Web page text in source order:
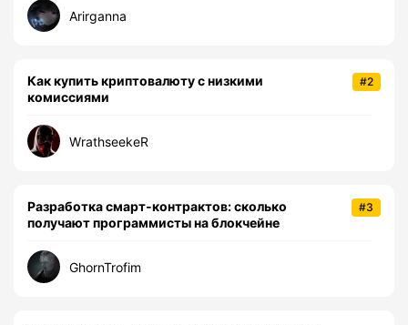
Arirganna
#2
Как купить криптовалюту с низкими
комиссиями
WrathseekeR
#3
Разработка смарт-контрактов: сколько
получают программисты на блокчейне
GhornTrofim